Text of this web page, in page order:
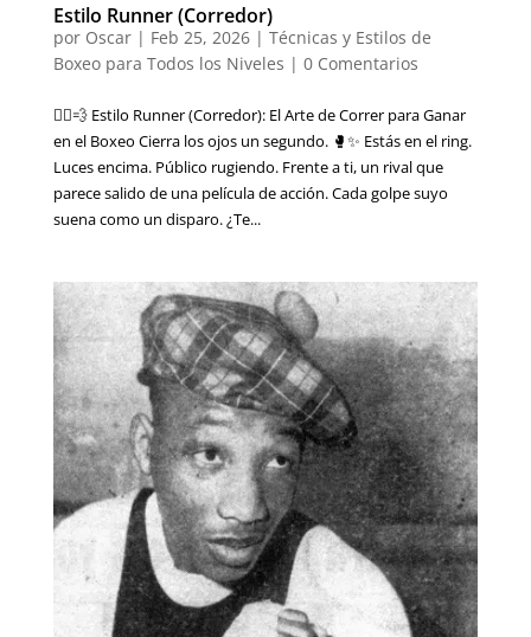
Estilo Runner (Corredor)
por Oscar| Feb 25, 2026| Técnicas y Estilos de
Boxeo para Todos los Niveles | 0 Comentarios
🏃‍♂️💨 Estilo Runner (Corredor): El Arte de Correr para Ganar
en el Boxeo Cierra los ojos un segundo. 🥊✨ Estás en el ring.
Luces encima. Público rugiendo. Frente a ti, un rival que
parece salido de una película de acción. Cada golpe suyo
suena como un disparo. ¿Te...